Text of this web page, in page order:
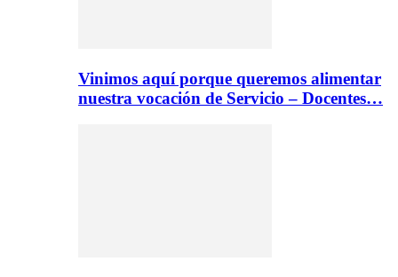
Vinimos aquí porque queremos alimentar
nuestra vocación de Servicio – Docentes…